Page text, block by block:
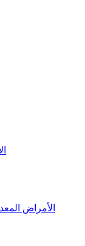
الأمراض